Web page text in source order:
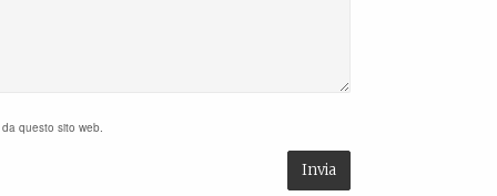
questo sito web.